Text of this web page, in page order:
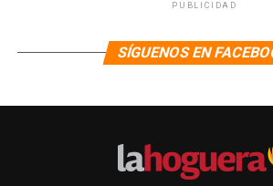
PUBLICIDAD
SÍGUENOS EN